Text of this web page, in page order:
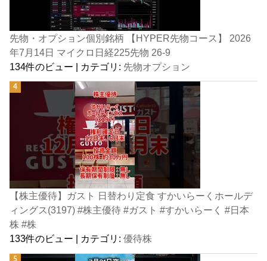
先物・オプション個別銘柄 【HYPER先物コース】 2026
年7月14日 マイクロ日経225先物 26-9
134件のビュー | カテゴリ: 先物オプション
【株主優待】ガスト 日替わり定食 すかいらーくホールデ
ィングス(3197) #株主優待 #ガスト #すかいらーく #日本
株 #株
133件のビュー
カテゴリ:優待株